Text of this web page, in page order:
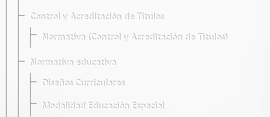
Control y Acreditación de Títulos
Normativa (Control y Acreditación de Títulos)
Normativa educativa
Diseños Curriculares
Modalidad Educación Especial